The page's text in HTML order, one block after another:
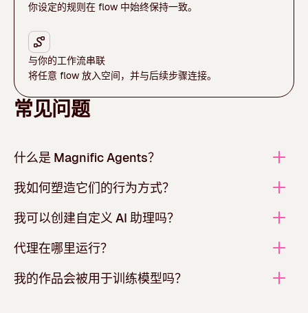
你设定的规则在 flow 中始终保持一致。
与你的工作流串联
将任意 flow 放入空间，并与后续步骤连接。
常见问题
什么是 Magnific Agents？
我如何塑造它们的行为方式？
我可以创建自定义 AI 助理吗？
代理在哪里运行？
我的作品会被用于训练模型吗？